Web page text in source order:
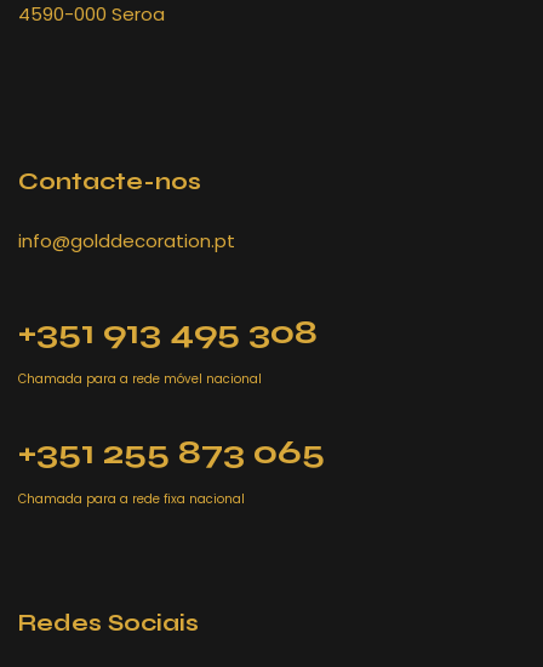
4590-000 Seroa
Contacte-nos
info@golddecoration.pt
+351 913 495 308
Chamada para a rede móvel nacional
+351 255 873 065
Chamada para a rede fixa nacional
Redes Sociais